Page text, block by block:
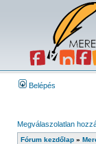
Belépés
Megválaszolatlan
Fórum kezdőlap »